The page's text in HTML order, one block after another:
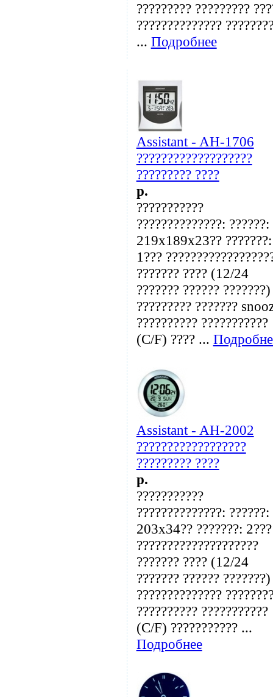
????????? ?????????
??????????????
... Подробнее
Assistant - AH-1706
???????????????????
????????? ????
p.
???????????
??????????????: ??????:
219x189x23?? ???????:
1???
??????? ???? (12/24
??????? ?????? ???????)
????????? ???????
?????????? ???????????
(C/F) ???? ...
Assistant - AH-2002
??????????????????
????????? ????
p.
???????????
??????????????: ??????:
203x34?? ???????: 2???
????????????????????
??????? ???? (12/24
??????? ?????? ???????)
??????????????
?????????? ???????????
(C/F) ??????????? ...
Подробнее